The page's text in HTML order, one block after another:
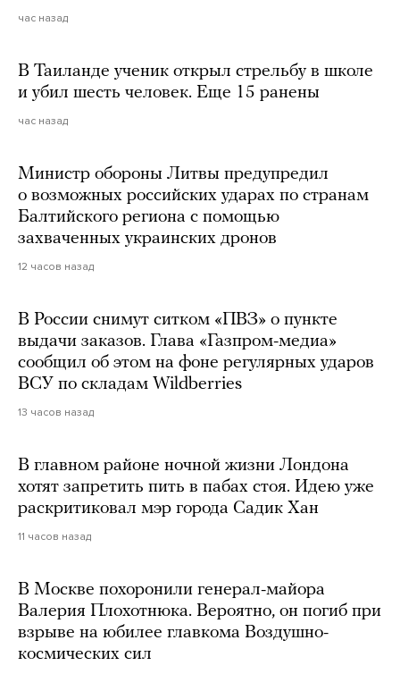
час назад
В Таиланде ученик открыл стрельбу в школе
и убил шесть человек. Еще 15 ранены
час назад
Министр обороны Литвы предупредил
о возможных российских ударах по странам
Балтийского региона с помощью
захваченных украинских дронов
12 часов назад
В России снимут ситком «ПВЗ» о пункте
выдачи заказов. Глава «Газпром-медиа»
сообщил об этом на фоне регулярных ударов
ВСУ по складам Wildberries
13 часов назад
В главном районе ночной жизни Лондона
хотят запретить пить в пабах стоя. Идею уже
раскритиковал мэр города Садик Хан
11 часов назад
В Москве похоронили генерал-майора
Валерия Плохотнюка. Вероятно, он погиб при
взрыве на юбилее главкома Воздушно-
космических сил